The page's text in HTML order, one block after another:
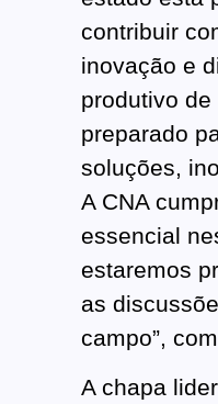
contribuir
inovação e
produtivo de
preparado
soluções,
A CNA
essencial
estaremos
as
campo”,
A chapa